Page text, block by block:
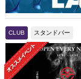
CLUB スタンドバー